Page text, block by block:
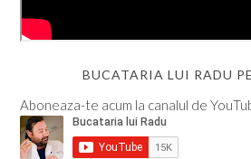
BUCATARIA LUI RADU
Aboneaza-te acum la canalul de